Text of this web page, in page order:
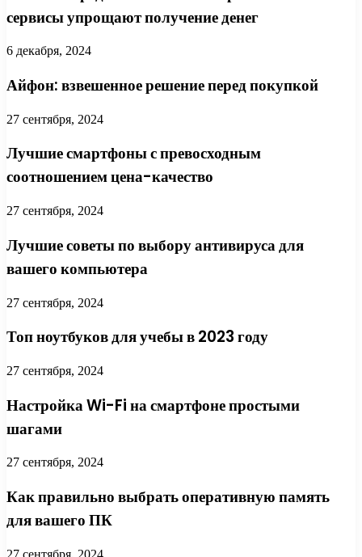
сервисы упрощают получение денег
6 декабря, 2024
Айфон: взвешенное решение перед покупкой
27 сентября, 2024
Лучшие смартфоны с превосходным
соотношением цена-качество
27 сентября, 2024
Лучшие советы по выбору антивируса для
вашего компьютера
27 сентября, 2024
Топ ноутбуков для учебы в 2023 году
27 сентября, 2024
Настройка Wi-Fi на смартфоне простыми
шагами
27 сентября, 2024
Как правильно выбрать оперативную память
для вашего ПК
27 сентября, 2024